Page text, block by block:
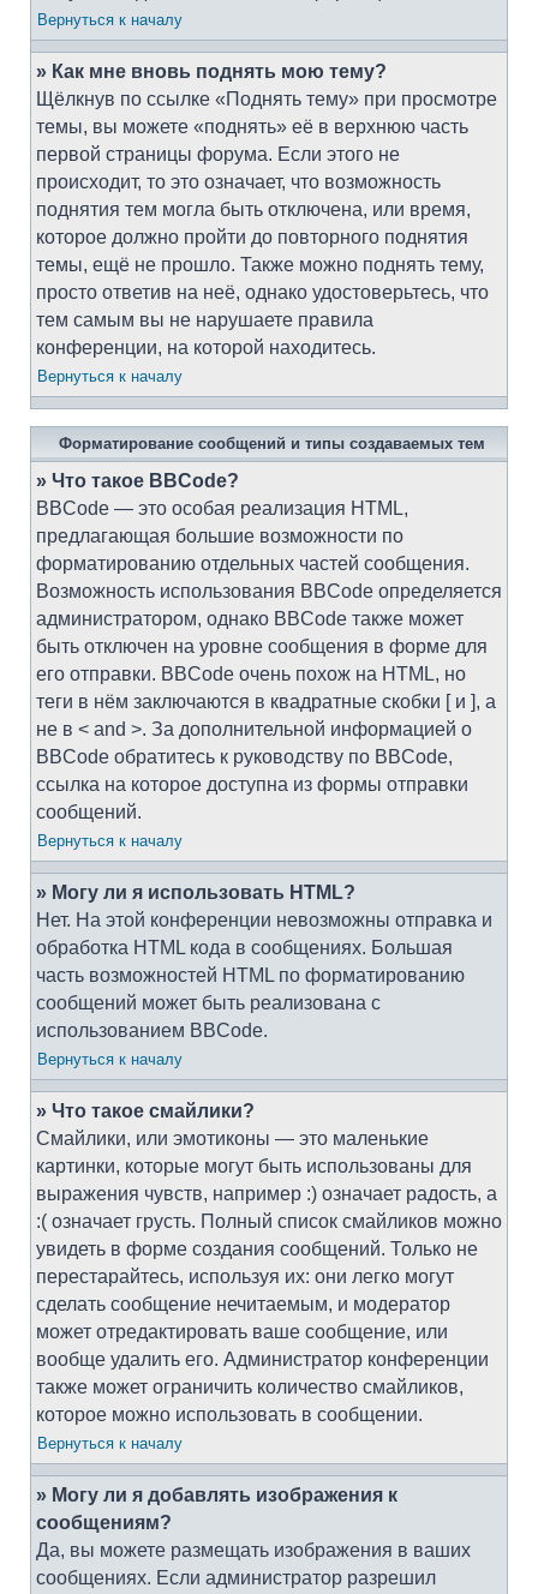
Вернуться к началу
» Как мне вновь поднять мою тему?
Щёлкнув по ссылке «Поднять тему» при просмотре
темы, вы можете «поднять» её в верхнюю часть
первой страницы форума. Если этого не
происходит, то это означает, что возможность
поднятия тем могла быть отключена, или время,
которое должно пройти до повторного поднятия
темы, ещё не прошло. Также можно поднять тему,
просто ответив на неё, однако удостоверьтесь, что
тем самым вы не нарушаете правила
конференции, на которой находитесь.
Вернуться к началу
Форматирование сообщений и типы создаваемых тем
» Что такое BBCode?
BBCode — это особая реализация HTML,
предлагающая большие возможности по
форматированию отдельных частей сообщения.
Возможность использования BBCode определяется
администратором, однако BBCode также может
быть отключен на уровне сообщения в форме для
его отправки. BBCode очень похож на HTML, но
теги в нём заключаются в квадратные скобки [ и ], а
не в < and >. За дополнительной информацией о
BBCode обратитесь к руководству по BBCode,
ссылка на которое доступна из формы отправки
сообщений.
Вернуться к началу
» Могу ли я использовать HTML?
Нет. На этой конференции невозможны отправка и
обработка HTML кода в сообщениях. Большая
часть возможностей HTML по форматированию
сообщений может быть реализована с
использованием BBCode.
Вернуться к началу
» Что такое смайлики?
Смайлики, или эмотиконы — это маленькие
картинки, которые могут быть использованы для
выражения чувств, например :) означает радость, а
:( означает грусть. Полный список смайликов можно
увидеть в форме создания сообщений. Только не
перестарайтесь, используя их: они легко могут
сделать сообщение нечитаемым, и модератор
может отредактировать ваше сообщение, или
вообще удалить его. Администратор конференции
также может ограничить количество смайликов,
которое можно использовать в сообщении.
Вернуться к началу
» Могу ли я добавлять изображения к
сообщениям?
Да, вы можете размещать изображения в ваших
сообщениях. Если администратор разрешил